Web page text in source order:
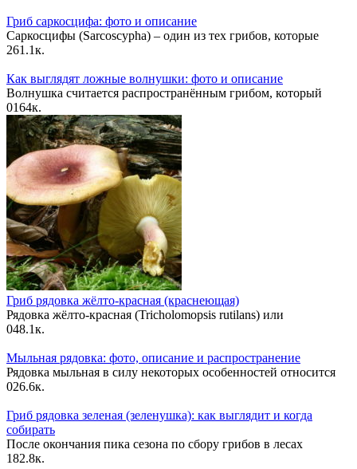
Гриб саркосцифа: фото и описание
Саркосцифы (Sarcoscypha) – один из тех грибов, которые
261.1к.
Как выглядят ложные волнушки: фото и описание
Волнушка считается распространённым грибом, который
0164к.
Гриб рядовка жёлто-красная (краснеющая)
Рядовка жёлто-красная (Tricholomopsis rutilans) или
048.1к.
Мыльная рядовка: фото, описание и распространение
Рядовка мыльная в силу некоторых особенностей относится
026.6к.
Гриб рядовка зеленая (зеленушка): как выглядит и когда
собирать
После окончания пика сезона по сбору грибов в лесах
182.8к.